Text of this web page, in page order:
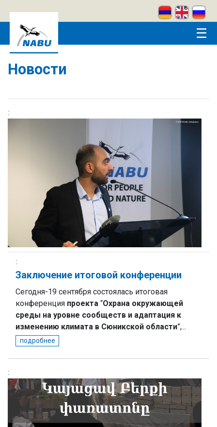
☰
Новости
Заключение итоговой конференции
Сегодня-19 сентября состоялась итоговая
конференция проекта “Охрана окружающей
среды на уровне сообществ и адаптация к
изменению климата в Сюникской области”,...
подробнее